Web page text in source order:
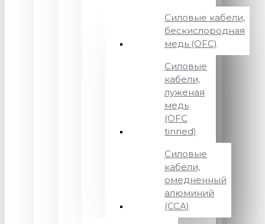
Силовые кабели,
бескислородная
медь (OFC)
Силовые
кабели,
луженая
медь
(OFC
tinned)
Силовые
кабели,
омедненный
алюминий
(CCA)